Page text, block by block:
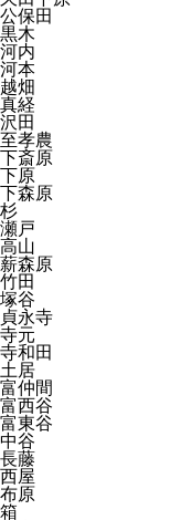
公保田
黒木
河内
河本
越畑
真経
沢田
至孝農
下斎原
下原
下森原
杉
瀬戸
高山
薪森原
竹田
塚谷
貞永寺
寺元
寺和田
土居
富仲間
富西谷
富東谷
中谷
長藤
西屋
布原
箱